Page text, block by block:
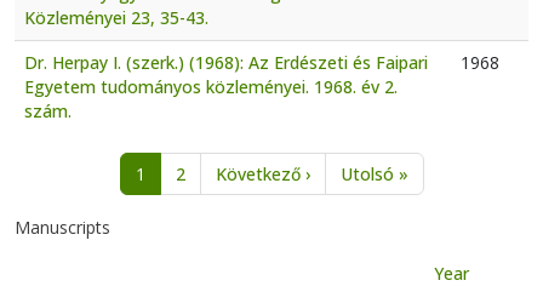
Közleményei 23, 35-43.
Dr. Herpay I. (szerk.) (1968): Az Erdészeti és Faipari
Egyetem tudományos közleményei. 1968. év 2.
szám.
1968
Pagination1 2 Következő ›Next page
Utolsó »Last page
Manuscripts
Year